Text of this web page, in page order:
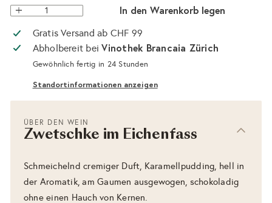
In den Warenkorb legen
Gratis Versand ab CHF 99
Abholbereit beiVinothek Brancaia Zürich
Gewöhnlich fertig in 24 Stunden
Standortinformationen anzeigen
ÜBER DEN WEIN
Zwetschke im Eichenfass
Schmeichelnd cremiger Duft, Karamellpudding, hell in
der Aromatik, am Gaumen ausgewogen, schokoladig
ohne einen Hauch von Kernen.